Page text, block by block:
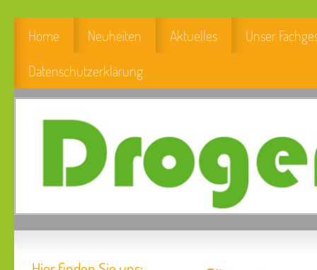
Home Neuheiten Aktuelles
Unser
Datenschutzerklärung